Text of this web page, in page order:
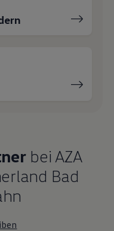
bei AZA
Bad